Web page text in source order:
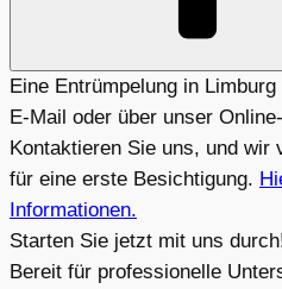
Eine Entrümpelung in
E-Mail oder über unser
Kontaktieren Sie uns, und wir
für eine erste Besichtigung.
Informationen.
Starten Sie jetzt mit uns
Bereit für professionelle